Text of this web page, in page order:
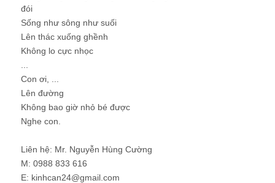
đói
Sống như sông như suối
Lên thác xuống ghềnh
Không lo cực nhọc
Con ơi, ...
Lên đường
Không bao giờ nhỏ bé được
Nghe con.
Liên hệ: Mr. Nguyễn Hùng Cường
M: 0988 833 616
E: kinhcan24@gmail.com